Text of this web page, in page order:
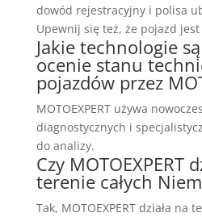
dowód rejestracyjny i polisa
Upewnij się też, że pojazd
Jakie technologie
ocenie stanu
pojazdów przez
MOTOEXPERT używa
diagnostycznych i
do analizy.
Czy MOTOEXPERT
terenie całych
Tak, MOTOEXPERT działa na